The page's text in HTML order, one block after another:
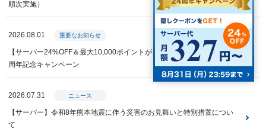
順次実施）
2026.08.01 重要なお知らせ
【サーバー24%OFF＆最大10,000ポイントが当たる】Value Domain 24
周年記念キャンペーン
2026.07.31 ニュース
【サーバー】令和8年熊本地震に伴う災害のお見舞いと特別措置につい
て